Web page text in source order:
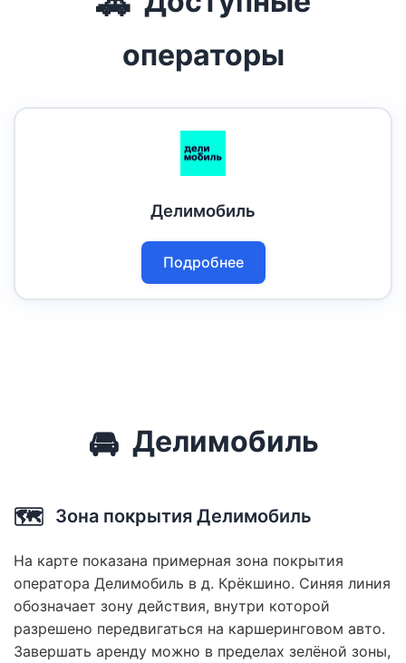
операторы
Делимобиль
Подробнее
🚘 Делимобиль
🗺️ Зона покрытия Делимобиль
На карте показана примерная зона покрытия
оператора Делимобиль в д. Крёкшино. Синяя линия
обозначает зону действия, внутри которой
разрешено передвигаться на каршеринговом авто.
Завершать аренду можно в пределах зелёной зоны,